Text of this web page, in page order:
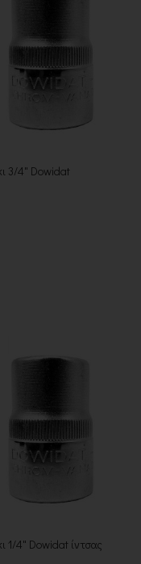
3/4" Dowidat
1/4" Dowidat ίντσας